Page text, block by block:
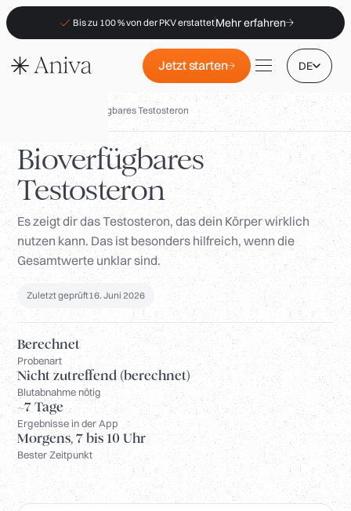
Bis zu 100 % von der PKV erstattetMehr erfahren
Jetzt starten DE
Standorte
Mitgliedschaft
B2B
FAQs
PKV-Erstattung
Für Apotheken
Anmelden
Bioverfügbares Testosteron
Bioverfügbares
Testosteron
Es zeigt dir das Testosteron, das dein Körper wirklich
nutzen kann. Das ist besonders hilfreich, wenn die
Gesamtwerte unklar sind.
Zuletzt geprüft16. Juni 2026
Berechnet
Probenart
Nicht zutreffend (berechnet)
Blutabnahme nötig
~7 Tage
Ergebnisse in der App
Morgens, 7 bis 10 Uhr
Bester Zeitpunkt